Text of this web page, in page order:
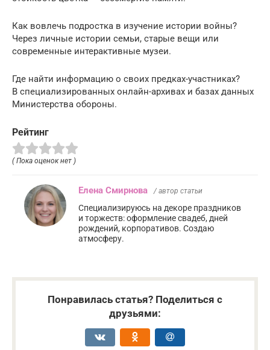
Как вовлечь подростка в изучение истории войны?
Через личные истории семьи, старые вещи или
современные интерактивные музеи.
Где найти информацию о своих предках-участниках?
В специализированных онлайн-архивах и базах данных
Министерства обороны.
Рейтинг
( Пока оценок нет )
Елена Смирнова / автор статьи
Специализируюсь на декоре праздников
и торжеств: оформление свадеб, дней
рождений, корпоративов. Создаю
атмосферу.
Понравилась статья? Поделиться с
друзьями: